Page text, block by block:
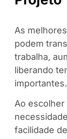
As
podem
trabalha,
liberando
importantes.
Ao
facilidade